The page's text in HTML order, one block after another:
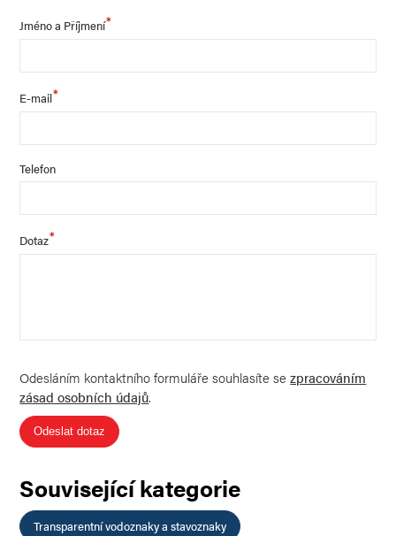
Jméno a Příjmení*
E-mail*
Telefon
Dotaz*
Odesláním kontaktního formuláře souhlasíte sezpracováním
zásad osobních údajů.
Odeslat dotaz
Související kategorie
Transparentní vodoznaky a stavoznaky